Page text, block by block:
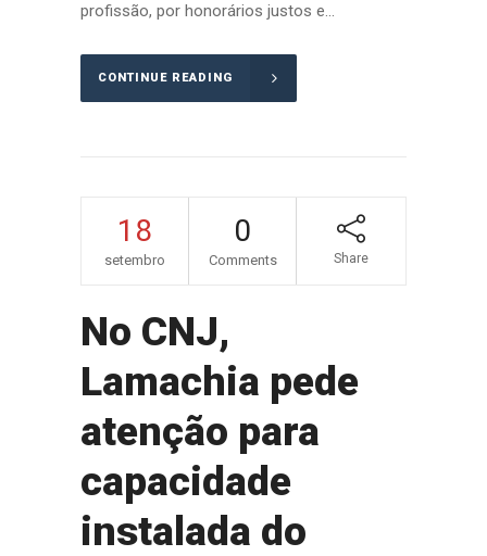
profissão, por honorários justos e...
CONTINUE READING
18
setembro
0
Comments Share
No CNJ,
Lamachia pede
atenção para
capacidade
instalada do